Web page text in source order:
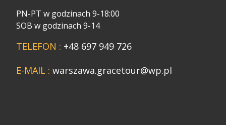
PN-PT w godzinach 9-18:00
SOB w godzinach 9-14
TELEFON : +48 697 949 726
E-MAIL : warszawa.gracetour@wp.pl